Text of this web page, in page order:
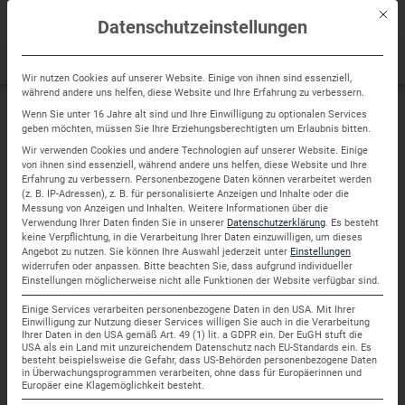
Sprung
Unsere Kaufobjekte
Sie möchten eine Immobilie kaufen?
Dann sind Sie bei uns genau richtig. Hier finden Sie
alle Objekte, die derzeit bei uns zum Verkauf stehen.
Haus
Kauf
Mit
Datenschutzeinstellungen
Wir nutzen Cookies auf unserer Website. Einige von ihnen sind essenziell,
während andere uns helfen, diese Website und Ihre Erfahrung zu verbessern.
Wenn Sie unter 16 Jahre alt sind und Ihre Einwilligung zu optionalen Services
geben möchten, müssen Sie Ihre Erziehungsberechtigten um Erlaubnis bitten.
Wir verwenden Cookies und andere Technologien auf unserer Website. Einige
von ihnen sind essenziell, während andere uns helfen, diese Website und Ihre
Erfahrung zu verbessern. Personenbezogene Daten können verarbeitet werden
(z. B. IP-Adressen), z. B. für personalisierte Anzeigen und Inhalte oder die
Messung von Anzeigen und Inhalten. Weitere Informationen über die
Verwendung Ihrer Daten finden Sie in unserer Datenschutzerklärung. Es besteht
keine Verpflichtung, in die Verarbeitung Ihrer Daten einzuwilligen, um dieses
Angebot zu nutzen. Sie können Ihre Auswahl jederzeit unter Einstellungen
widerrufen oder anpassen. Bitte beachten Sie, dass aufgrund individueller
Einstellungen möglicherweise nicht alle Funktionen der Website verfügbar sind.
Einige Services verarbeiten personenbezogene Daten in den USA. Mit Ihrer
Einwilligung zur Nutzung dieser Services willigen Sie auch in die Verarbeitung
Ihrer Daten in den USA gemäß Art. 49 (1) lit. a GDPR ein. Der EuGH stuft die
USA als ein Land mit unzureichendem Datenschutz nach EU-Standards ein. Es
besteht beispielsweise die Gefahr, dass US-Behörden personenbezogene Daten
in Überwachungsprogrammen verarbeiten, ohne dass für Europäerinnen und
Europäer eine Klagemöglichkeit besteht.